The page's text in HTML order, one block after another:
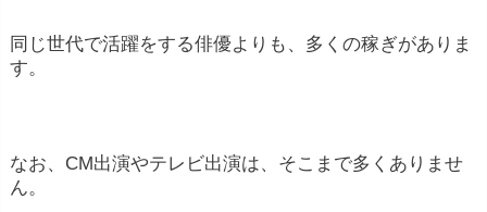
同じ世代で活躍をする俳優よりも、多くの稼ぎがありま
す。
なお、CM出演やテレビ出演は、そこまで多くありませ
ん。